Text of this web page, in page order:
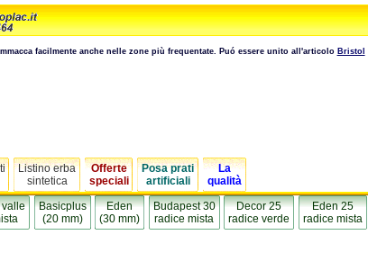
facilmente anche nelle zone più frequentate. Puó essere unito all'articolo Bristol
Listino erba
sintetica
Offerte
speciali
Posa prati
artificiali
La
qualità
valle
Basicplus
(20 mm)
Eden
(30 mm)
Budapest 30
radice mista
Decor 25
radice verde
Eden 25
radice mista